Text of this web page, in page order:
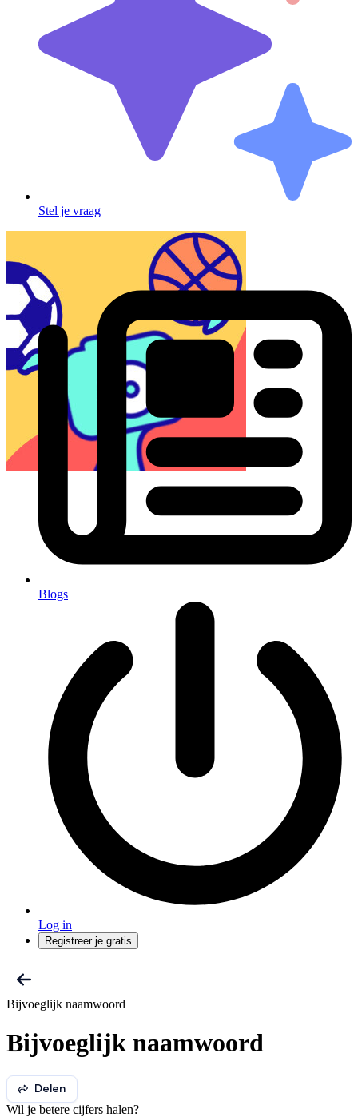
Stel je vraag
Blogs
Log in
Registreer je gratis
Bijvoeglijk naamwoord
Bijvoeglijk naamwoord
Delen
Wil je betere cijfers halen?